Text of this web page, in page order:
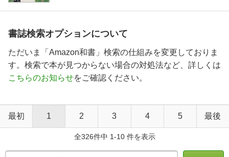
書誌検索オプションについて
ただいま「Amazon和書」検索の仕組みを変更しておりま
す。検索で本が見つからない場合の対処法など、詳しくは
こちらのお知らせをご確認ください。
最初 1 2 3 4 5 最後
全326件中 1-10 件を表示